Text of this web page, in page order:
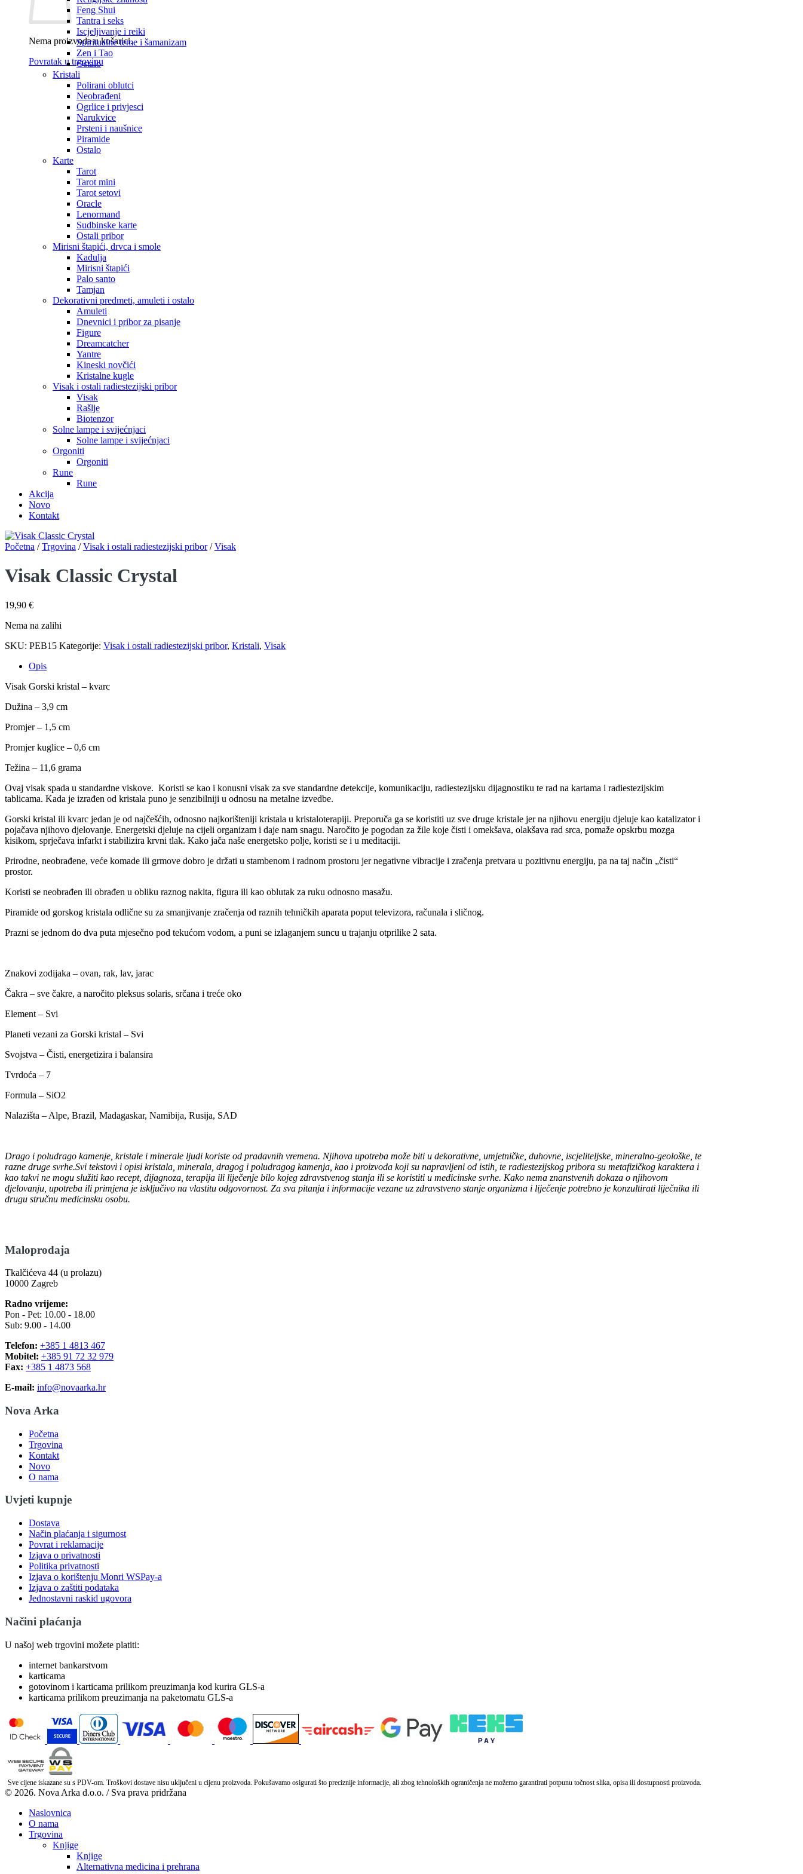
Nema proizvoda u košarici.
Povratak u trgovinu
Feng Shui
Tantra i seks
Iscjeljivanje i reiki
Spiritualne teme i šamanizam
Zen i Tao
Ostalo
Kristali
Polirani oblutci
Neobrađeni
Ogrlice i privjesci
Narukvice
Prsteni i naušnice
Piramide
Ostalo
Karte
Tarot
Tarot mini
Tarot setovi
Oracle
Lenormand
Sudbinske karte
Ostali pribor
Mirisni štapići, drvca i smole
Kadulja
Mirisni štapići
Palo santo
Tamjan
Dekorativni predmeti, amuleti i ostalo
Amuleti
Dnevnici i pribor za pisanje
Figure
Dreamcatcher
Yantre
Kineski novčići
Kristalne kugle
Visak i ostali radiestezijski pribor
Visak
Rašlje
Biotenzor
Solne lampe i svijećnjaci
Solne lampe i svijećnjaci
Orgoniti
Orgoniti
Rune
Rune
Akcija
Novo
Kontakt
Početna / Trgovina / Visak i ostali radiestezijski pribor / Visak
Visak Classic Crystal
19,90 €
Nema na zalihi
SKU: PEB15 Kategorije: Visak i ostali radiestezijski pribor, Kristali, Visak
Opis
Visak Gorski kristal – kvarc
Dužina – 3,9 cm
Promjer – 1,5 cm
Promjer kuglice – 0,6 cm
Težina – 11,6 grama
Ovaj visak spada u standardne viskove. Koristi se kao i konusni visak za sve standardne detekcije, komunikaciju, radiestezijsku dijagnostiku te rad na kartama i radiestezijskim
tablicama. Kada je izrađen od kristala puno je senzibilniji u odnosu na metalne izvedbe.
Gorski kristal ili kvarc jedan je od najčešćih, odnosno najkorišteniji kristala u kristaloterapiji. Preporuča ga se koristiti uz sve druge kristale jer na njihovu energiju djeluje kao katalizator i
pojačava njihovo djelovanje. Energetski djeluje na cijeli organizam i daje nam snagu. Naročito je pogodan za žile koje čisti i omekšava, olakšava rad srca, pomaže opskrbu mozga
kisikom, sprječava infarkt i stabilizira krvni tlak. Kako jača naše energetsko polje, koristi se i u meditaciji.
Prirodne, neobrađene, veće komade ili grmove dobro je držati u stambenom i radnom prostoru jer negativne vibracije i zračenja pretvara u pozitivnu energiju, pa na taj način „čisti“
prostor.
Koristi se neobrađen ili obrađen u obliku raznog nakita, figura ili kao oblutak za ruku odnosno masažu.
Piramide od gorskog kristala odlične su za smanjivanje zračenja od raznih tehničkih aparata poput televizora, računala i sličnog.
Prazni se jednom do dva puta mjesečno pod tekućom vodom, a puni se izlaganjem suncu u trajanju otprilike 2 sata.
Znakovi zodijaka – ovan, rak, lav, jarac
Čakra – sve čakre, a naročito pleksus solaris, srčana i treće oko
Element – Svi
Planeti vezani za Gorski kristal – Svi
Svojstva – Čisti, energetizira i balansira
Tvrdoća – 7
Formula – SiO2
Nalazišta – Alpe, Brazil, Madagaskar, Namibija, Rusija, SAD
Drago i poludrago kamenje, kristale i minerale ljudi koriste od pradavnih vremena. Njihova upotreba može biti u dekorativne, umjetničke, duhovne, iscjeliteljske, mineralno-geološke, te
razne druge svrhe.Svi tekstovi i opisi kristala, minerala, dragog i poludragog kamenja, kao i proizvoda koji su napravljeni od istih, te radiestezijskog pribora su metafizičkog karaktera i
kao takvi ne mogu služiti kao recept, dijagnoza, terapija ili liječenje bilo kojeg zdravstvenog stanja ili se koristiti u medicinske svrhe. Kako nema znanstvenih dokaza o njihovom
djelovanju, upotreba ili primjena je isključivo na vlastitu odgovornost. Za sva pitanja i informacije vezane uz zdravstveno stanje organizma i liječenje potrebno je konzultirati liječnika ili
drugu stručnu medicinsku osobu.
Maloprodaja
Tkalčićeva 44 (u prolazu)
10000 Zagreb
Radno vrijeme:
Pon - Pet: 10.00 - 18.00
Sub: 9.00 - 14.00
Telefon: +385 1 4813 467
Mobitel: +385 91 72 32 979
Fax: +385 1 4873 568
E-mail: info@novaarka.hr
Nova Arka
Početna
Trgovina
Kontakt
Novo
O nama
Uvjeti kupnje
Dostava
Način plaćanja i sigurnost
Povrat i reklamacije
Izjava o privatnosti
Politika privatnosti
Izjava o korištenju Monri WSPay-a
Izjava o zaštiti podataka
Jednostavni raskid ugovora
Načini plaćanja
U našoj web trgovini možete platiti:
internet bankarstvom
karticama
gotovinom i karticama prilikom preuzimanja kod kurira GLS-a
karticama prilikom preuzimanja na paketomatu GLS-a
Sve cijene iskazane su s PDV-om. Troškovi dostave nisu uključeni u cijenu proizvoda. Pokušavamo osigurati što preciznije informacije, ali zbog tehnoloških ograničenja ne možemo garantirati potpunu točnost slika, opisa ili dostupnosti proizvoda.
© 2026. Nova Arka d.o.o. / Sva prava pridržana
Naslovnica
O nama
Trgovina
Knjige
Knjige
Alternativna medicina i prehrana